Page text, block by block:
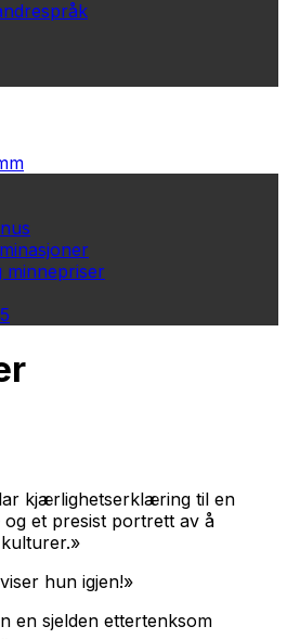
minnepriser
kjærlighetserklæring til en
og et presist portrett av å
hun igjen!»
en sjelden ettertenksom